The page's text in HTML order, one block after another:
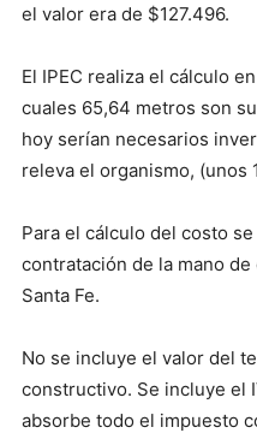
el valor era de $127.496.
El IPEC realiza el cálculo
cuales 65,64 metros son
hoy serían necesarios
releva el organismo, (unos
Para el cálculo del costo
contratación de la mano
Santa Fe.
No se incluye el valor del
constructivo. Se incluye el
absorbe todo el impuesto